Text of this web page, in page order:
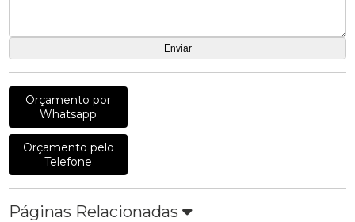
Orçamento por
Whatsapp
Orçamento pelo
Telefone
Páginas Relacionadas